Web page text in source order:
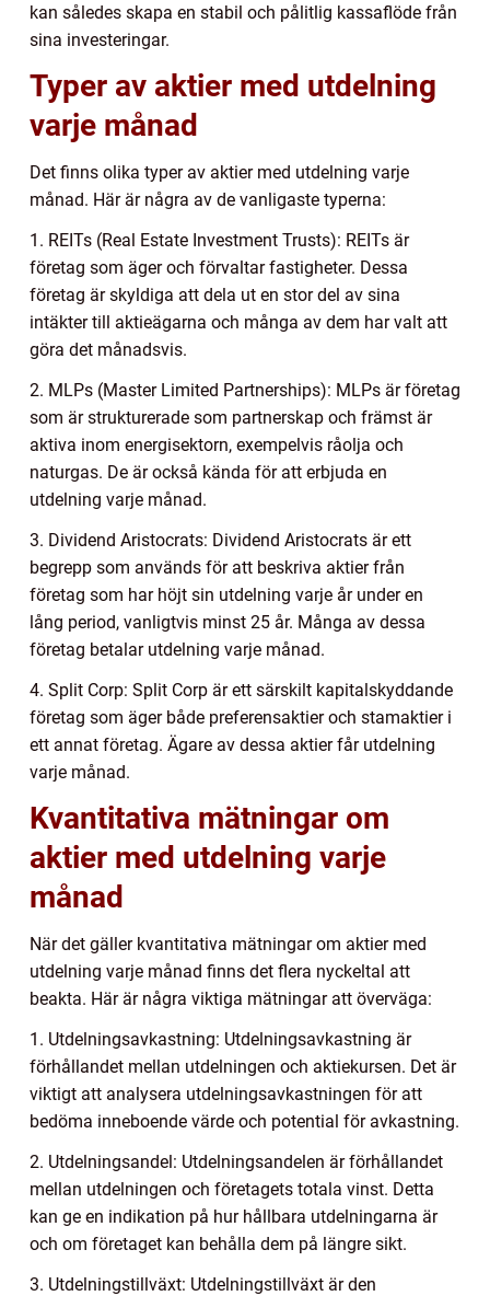
kan således skapa en stabil och pålitlig kassaflöde från
sina investeringar.
Typer av aktier med utdelning
varje månad
Det finns olika typer av aktier med utdelning varje
månad. Här är några av de vanligaste typerna:
1. REITs (Real Estate Investment Trusts): REITs är
företag som äger och förvaltar fastigheter. Dessa
företag är skyldiga att dela ut en stor del av sina
intäkter till aktieägarna och många av dem har valt att
göra det månadsvis.
2. MLPs (Master Limited Partnerships): MLPs är företag
som är strukturerade som partnerskap och främst är
aktiva inom energisektorn, exempelvis råolja och
naturgas. De är också kända för att erbjuda en
utdelning varje månad.
3. Dividend Aristocrats: Dividend Aristocrats är ett
begrepp som används för att beskriva aktier från
företag som har höjt sin utdelning varje år under en
lång period, vanligtvis minst 25 år. Många av dessa
företag betalar utdelning varje månad.
4. Split Corp: Split Corp är ett särskilt kapitalskyddande
företag som äger både preferensaktier och stamaktier i
ett annat företag. Ägare av dessa aktier får utdelning
varje månad.
Kvantitativa mätningar om
aktier med utdelning varje
månad
När det gäller kvantitativa mätningar om aktier med
utdelning varje månad finns det flera nyckeltal att
beakta. Här är några viktiga mätningar att överväga:
1. Utdelningsavkastning: Utdelningsavkastning är
förhållandet mellan utdelningen och aktiekursen. Det är
viktigt att analysera utdelningsavkastningen för att
bedöma inneboende värde och potential för avkastning.
2. Utdelningsandel: Utdelningsandelen är förhållandet
mellan utdelningen och företagets totala vinst. Detta
kan ge en indikation på hur hållbara utdelningarna är
och om företaget kan behålla dem på längre sikt.
3. Utdelningstillväxt: Utdelningstillväxt är den